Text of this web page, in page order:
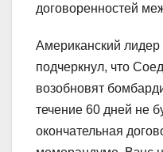
договоренностей
Американский
подчеркнул, что
возобновят
течение 60 дней не
окончательная